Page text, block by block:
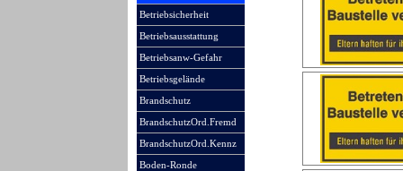
Betriebsicherheit
Betriebsausstattung
Betriebsanw-Gefahr
Betriebsgelände
Brandschutz
BrandschutzOrd.Fremd
BrandschutzOrd.Kennz
Boden-Ronde